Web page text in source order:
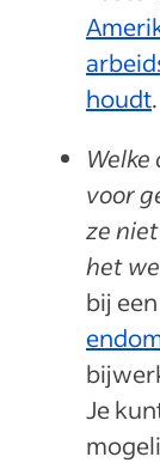
houdt.
voor
ze
het
bij
Je